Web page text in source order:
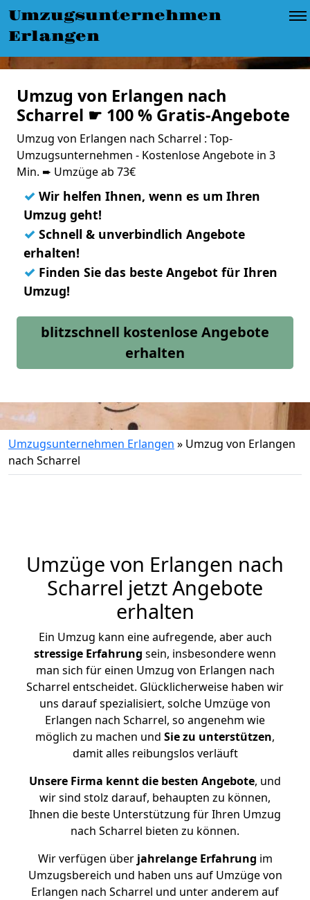
Umzugsunternehmen
Erlangen
Umzug von Erlangen nach
Scharrel ☛ 100 % Gratis-Angebote
Umzug von Erlangen nach Scharrel : Top-
Umzugsunternehmen - Kostenlose Angebote in 3
Min. ➨ Umzüge ab 73€
✓ Wir helfen Ihnen, wenn es um Ihren
Umzug geht!
✓ Schnell & unverbindlich Angebote
erhalten!
✓ Finden Sie das beste Angebot für Ihren
Umzug!
blitzschnell kostenlose Angebote
erhalten
Umzugsunternehmen Erlangen » Umzug von Erlangen
nach Scharrel
Umzüge von Erlangen nach
Scharrel jetzt Angebote
erhalten
Ein Umzug kann eine aufregende, aber auch
stressige Erfahrung sein, insbesondere wenn
man sich für einen Umzug von Erlangen nach
Scharrel entscheidet. Glücklicherweise haben wir
uns darauf spezialisiert, solche Umzüge von
Erlangen nach Scharrel, so angenehm wie
möglich zu machen und Sie zu unterstützen,
damit alles reibungslos verläuft
Unsere Firma kennt die besten Angebote, und
wir sind stolz darauf, behaupten zu können,
Ihnen die beste Unterstützung für Ihren Umzug
nach Scharrel bieten zu können.
Wir verfügen überjahrelange Erfahrung im
Umzugsbereich und haben uns auf Umzüge von
Erlangen nach Scharrel und unter anderem auf